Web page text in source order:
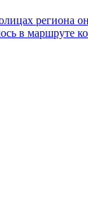
региона
в маршруте